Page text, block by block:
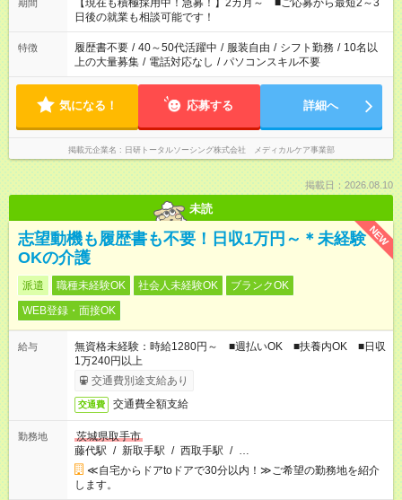
の方へ 今ご覧のお仕事で希望する勤務時間と、もう1つのお仕事
の勤務時間。 合計で週40時間を超える場合は応募できません。
期間
【現在も積極採用中！急募！】2カ月～ ■ご応募から最短2～3
日後の就業も相談可能です！
特徴 履歴書不要 / 40～50代活躍中 / 服装自由 / シフト勤務 / 10名以
上の大量募集 / 電話対応なし / パソコンスキル不要
気になる！ 応募する 詳細へ
掲載元企業名 日研トータルソーシング株式会社 メディカルケア事業部
掲載日：2026.08.10
未読
NEW
志望動機も履歴書も不要！日収1万円～＊未経験
OKの介護
派遣 職種未経験OK 社会人未経験OK
ブランクOK
WEB登録・面接OK
給与
無資格未経験：時給1280円～ ■週払いOK ■扶養内OK ■日収
1万240円以上
交通費別途支給あり
交通費 交通費全額支給
勤務地
茨城県取手市
藤代駅 / 新取手駅 / 西取手駅 / …
≪自宅からドアtoドアで30分以内！≫ご希望の勤務地を紹介
します。